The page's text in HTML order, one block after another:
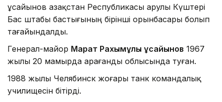
Құсайынов Қазақстан Республикасы Қарулы Күштері
Бас штабы бастығының бірінші орынбасары болып
тағайындалды.
Генерал-майор Марат Рахымұлы Құсайынов 1967
жылы 20 мамырда Қарағанды облысында туған.
1988 жылы Челябинск жоғары танк командалық
училищесін бітірді.